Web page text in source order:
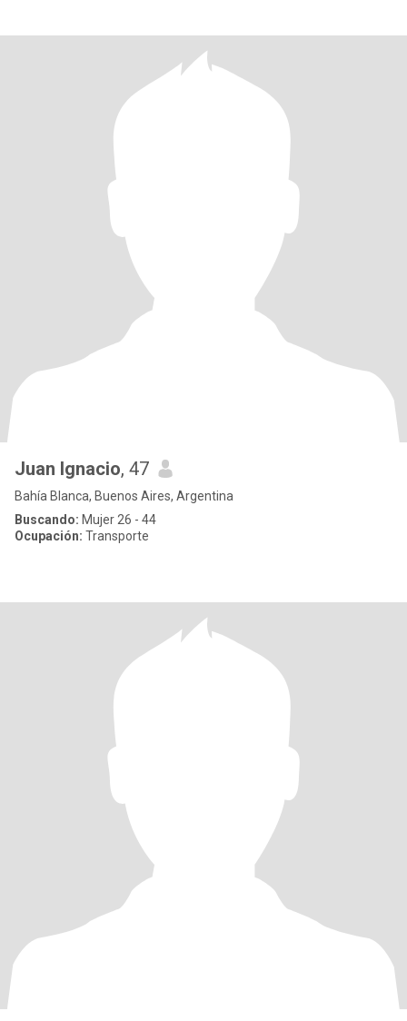
Juan Ignacio, 47
Bahía Blanca, Buenos Aires, Argentina
Buscando: Mujer 26 - 44
Ocupación: Transporte